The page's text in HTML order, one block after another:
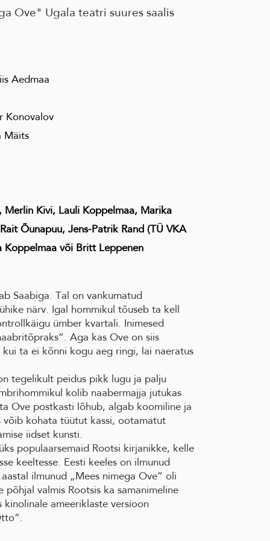
Ove" Ugala teatri suures saalis
Aedmaa
Konovalov
Mäits
Merlin Kivi, Lauli Koppelmaa, Marika
Õunapuu, Jens-Patrik Rand (TÜ VKA
Koppelmaa või Britt Leppenen
Saabiga. Tal on vankumatud
närv. Igal hommikul tõuseb ta kell
ümber kvartali. Inimesed
Aga kas Ove on siis
ta ei kõnni kogu aeg ringi, lai naeratus
tegelikult peidus pikk lugu ja palju
kolib naabermajja jutukas
Ove postkasti lõhub, algab koomiline ja
võib kohata tüütut kassi, ootamatut
iidset kunsti.
populaarsemaid Rootsi kirjanikke, kelle
keeltesse. Eesti keeles on ilmunud
ilmunud „Mees nimega Ove” oli
valmis Rootsis ka samanimeline
ameeriklaste versioon